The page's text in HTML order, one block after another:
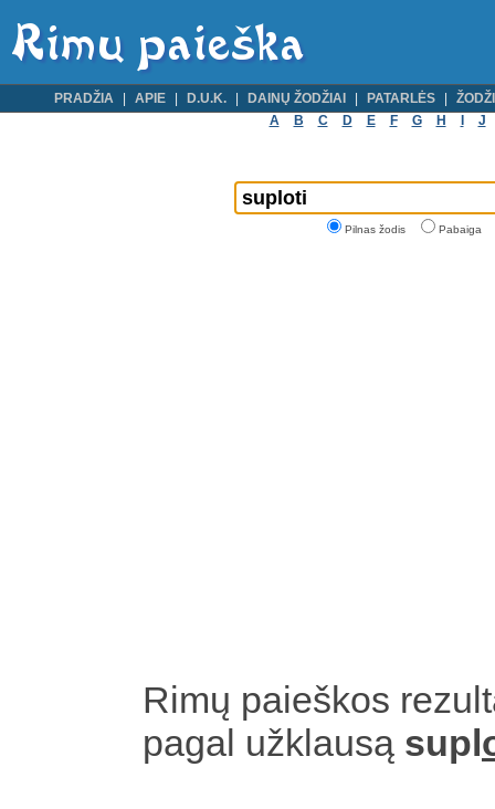
PRADŽIA APIE D.U.K. DAINŲ ŽODŽIAI PATARLĖS
A
B C D E F G H J
Pilnas žodis Pabaiga
Rimų paieškos
pagal užklausą supl